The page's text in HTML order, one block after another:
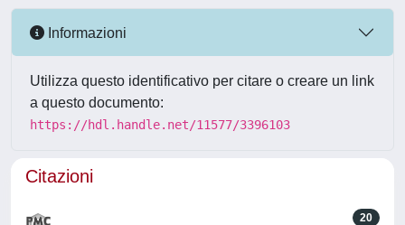
Informazioni
Utilizza questo identificativo per citare o creare un link
a questo documento:
https://hdl.handle.net/11577/3396103
Citazioni
20